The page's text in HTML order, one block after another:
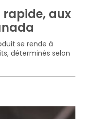
rapide, aux
se rende à
déterminés selon